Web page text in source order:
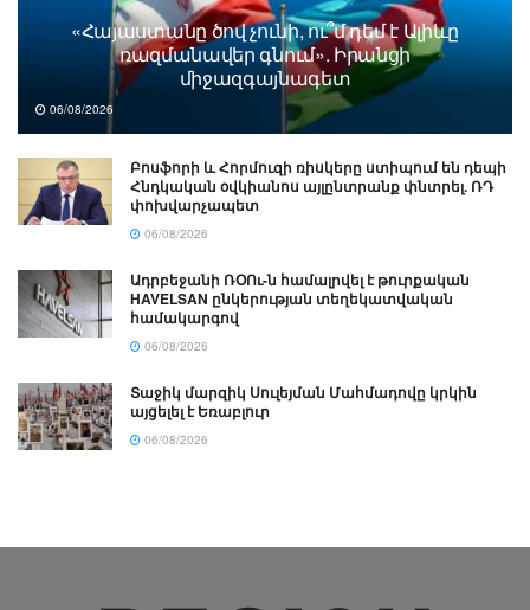
«Հայաստանը ծով չունի, ու՞մ դեմ է Ալիևը
ռազմանավեր գնում». Իրանցի
միջազգայնագետ
06/08/2026
Բոսֆորի և Հորմուզի ռիսկերը ստիպում են դեպի
Հնդկական օվկիանոս այլընտրանք փնտրել. ՌԴ
փոխվարչապետ
06/08/2026
Ադրբեջանի ՌՕՈւ-ն համալրվել է թուրքական
HAVELSAN ընկերության տեղեկատվական
համակարգով
06/08/2026
Տաջիկ մարզիկ Սուլեյման Մահմադովը կրկին
այցելել է Եռաբլուր
06/08/2026